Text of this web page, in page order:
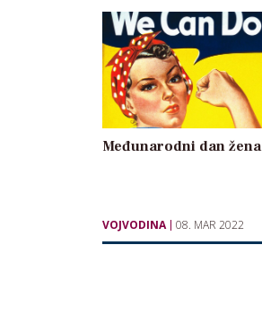
Međunarodni dan žena
VOJVODINA 08. MAR 2022